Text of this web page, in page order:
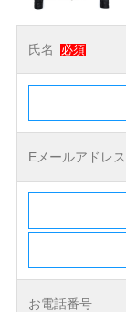
氏名 必須
Eメールアドレス
お電話番号